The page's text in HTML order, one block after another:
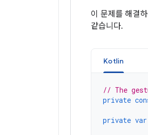
이 문제를 해결
같습니다.
Kotlin
// The
private
private var